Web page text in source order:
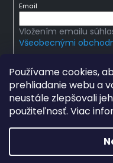
Používame cookies,
prehliadanie webu a
neustále zlepšovali
použiteľnosť. Viac
Email
Vložením emailu
Všeobecnými
Upraviť
Grafický návrh vytvořil